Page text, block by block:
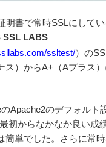
明書で常時SSLにして
SSL LABS
ssltest/）の
ス）からA+（Aプラス
Apache2のデフォルト
初からなかなか良い成
簡単でした。さらに常